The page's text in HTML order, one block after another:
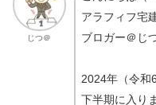
じつ＠
アラフィフ宅
ブロガー＠じ
2024年（令和6
下半期に入り